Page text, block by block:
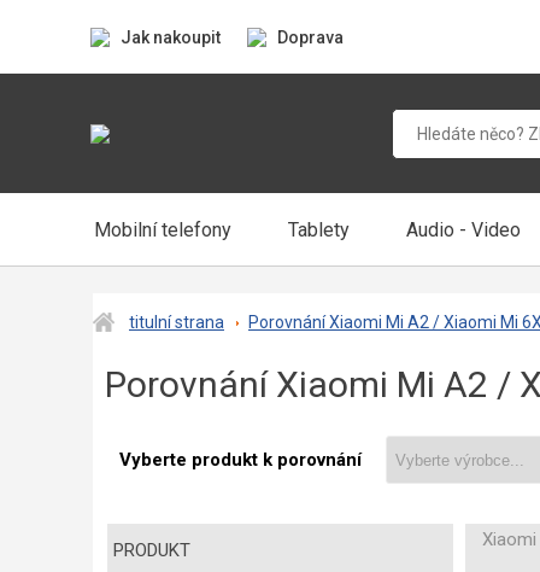
Jak nakoupit Doprava
Mobilní telefony Tablety Audio - Video
titulní strana Porovnání Xiaomi Mi A2 / Xiaomi Mi
Porovnání Xiaomi Mi A2 /
Vyberte produkt k porovnání
PRODUKT